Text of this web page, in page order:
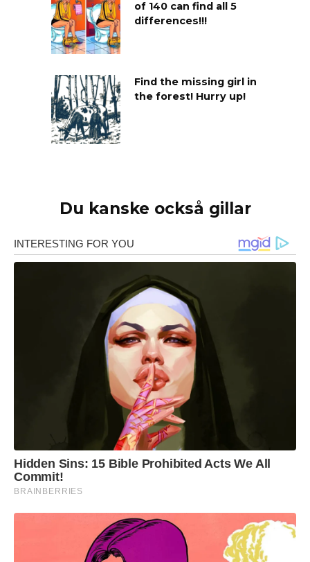
of 140 can find all 5
differences!!!
Find the missing girl in
the forest! Hurry up!
Du kanske också gillar